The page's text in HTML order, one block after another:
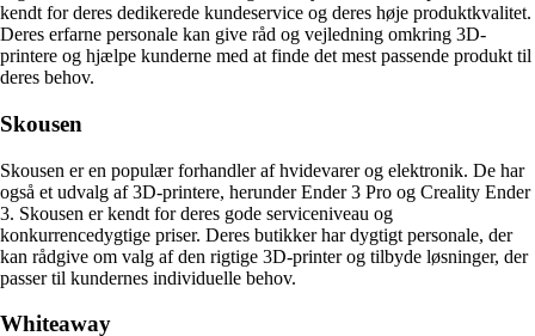
kendt for deres dedikerede kundeservice og deres høje produktkvalitet.
Deres erfarne personale kan give råd og vejledning omkring 3D-
printere og hjælpe kunderne med at finde det mest passende produkt til
deres behov.
Skousen
Skousen er en populær forhandler af hvidevarer og elektronik. De har
også et udvalg af 3D-printere, herunder Ender 3 Pro og Creality Ender
3. Skousen er kendt for deres gode serviceniveau og
konkurrencedygtige priser. Deres butikker har dygtigt personale, der
kan rådgive om valg af den rigtige 3D-printer og tilbyde løsninger, der
passer til kundernes individuelle behov.
Whiteaway